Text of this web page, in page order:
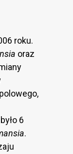
roku.
oraz
6
.